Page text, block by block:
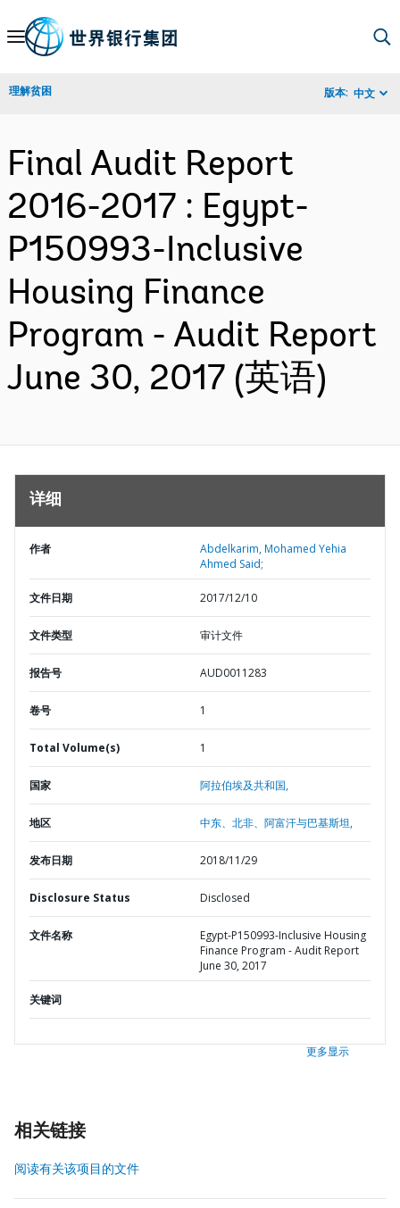
Skip
Navigation
理解贫困 版本: 中文
Final Audit Report
2016-2017 : Egypt-
P150993-Inclusive
Housing Finance
Program - Audit Report
June 30, 2017 (英语)
详细
作者
Abdelkarim, Mohamed Yehia
Ahmed Said;
文件日期 2017/12/10
文件类型 审计文件
报告号 AUD0011283
卷号 1
Total Volume(s) 1
国家 阿拉伯埃及共和国,
地区 中东、北非、阿富汗与巴基斯坦,
发布日期 2018/11/29
Disclosure Status Disclosed
文件名称
Egypt-P150993-Inclusive Housing
Finance Program - Audit Report
June 30, 2017
关键词
更多显示
相关链接
阅读有关该项目的文件